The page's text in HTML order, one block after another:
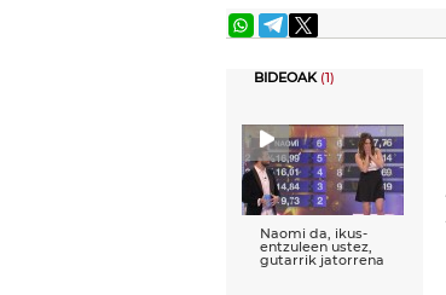
BIDEOAK(1)
Naomi da, ikus-
entzuleen ustez,
gutarrik jatorrena